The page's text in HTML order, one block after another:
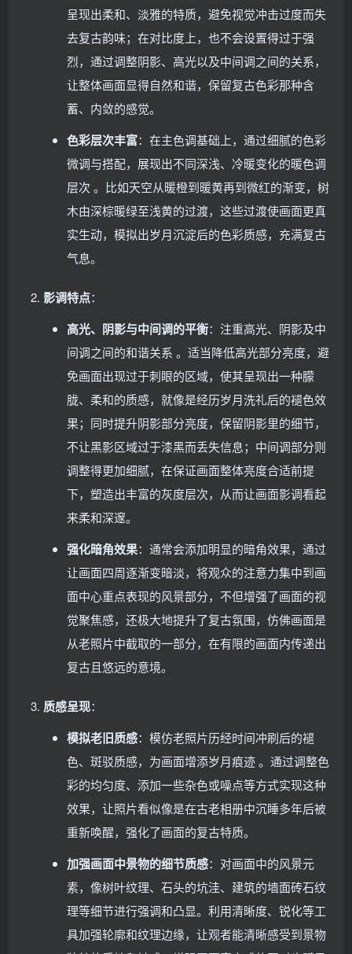
呈现出柔和、淡雅的特质，避免视觉冲击过度而失
去复古韵味；在对比度上，也不会设置得过于强
烈，通过调整阴影、高光以及中间调之间的关系，
让整体画面显得自然和谐，保留复古色彩那种含
蓄、内敛的感觉。
色彩层次丰富：在主色调基础上，通过细腻的色彩
微调与搭配，展现出不同深浅、冷暖变化的暖色调
层次 。比如天空从暖橙到暖黄再到微红的渐变，树
木由深棕暖绿至浅黄的过渡，这些过渡使画面更真
实生动，模拟出岁月沉淀后的色彩质感，充满复古
气息。
影调特点：
高光、阴影与中间调的平衡：注重高光、阴影及中
间调之间的和谐关系 。适当降低高光部分亮度，避
免画面出现过于刺眼的区域，使其呈现出一种朦
胧、柔和的质感，就像是经历岁月洗礼后的褪色效
果；同时提升阴影部分亮度，保留阴影里的细节，
不让黑影区域过于漆黑而丢失信息；中间调部分则
调整得更加细腻，在保证画面整体亮度合适前提
下，塑造出丰富的灰度层次，从而让画面影调看起
来柔和深邃。
强化暗角效果：通常会添加明显的暗角效果，通过
让画面四周逐渐变暗淡，将观众的注意力集中到画
面中心重点表现的风景部分，不但增强了画面的视
觉聚焦感，还极大地提升了复古氛围，仿佛画面是
从老照片中截取的一部分，在有限的画面内传递出
复古且悠远的意境。
质感呈现：
模拟老旧质感：模仿老照片历经时间冲刷后的褪
色、斑驳质感，为画面增添岁月痕迹 。通过调整色
彩的均匀度、添加一些杂色或噪点等方式实现这种
效果，让照片看似像是在古老相册中沉睡多年后被
重新唤醒，强化了画面的复古特质。
加强画面中景物的细节质感：对画面中的风景元
素，像树叶纹理、石头的坑洼、建筑的墙面砖石纹
理等细节进行强调和凸显。利用清晰度、锐化等工
具加强轮廓和纹理边缘，让观者能清晰感受到景物